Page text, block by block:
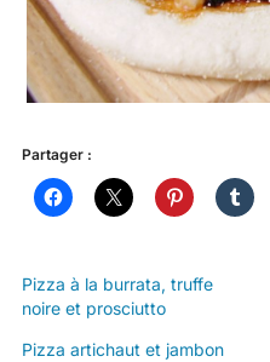
Partager :
Pizza à la burrata, truffe
noire et prosciutto
Pizza artichaut et jambon